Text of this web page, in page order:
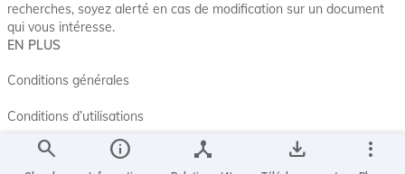
search info device_hub save_alt more_vert
recherches, soyez alerté en cas de modification sur un document
qui vous intéresse.
EN PLUS
Conditions générales
Conditions d’utilisations
Accessibilité